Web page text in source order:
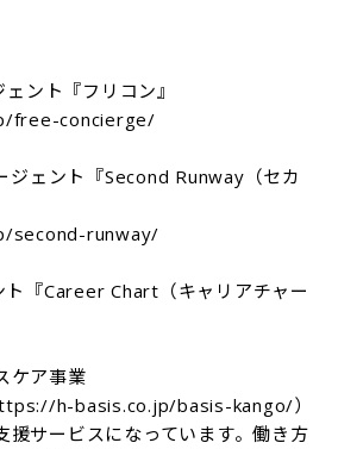
ント『フリコン』
free-concierge/
ジェント『Second Runway（セカ
second-runway/
『Career Chart（キャリアチャー
ケア事業
h-basis.co.jp/basis-kango/）
援サービスになっています。働き方